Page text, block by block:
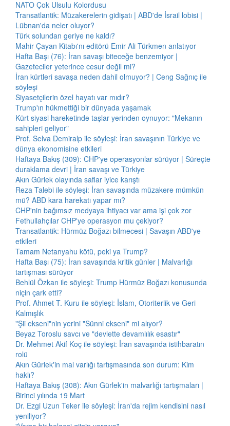
NATO Çok Ulsulu Kolordusu
Transatlantik: Müzakerelerin gidişatı | ABD'de İsrail lobisi |
Lübnan'da neler oluyor?
Türk solundan geriye ne kaldı?
Mahir Çayan Kitabı'nı editörü Emir Ali Türkmen anlatıyor
Hafta Başı (76): İran savaşı biteceğe benzemiyor |
Gazeteciler yeterince cesur değil mi?
İran kürtleri savaşa neden dahil olmuyor? | Ceng Sağnıç ile
söyleşi
Siyasetçilerin özel hayatı var mıdır?
Trump'ın hükmettiği bir dünyada yaşamak
Kürt siyasi hareketinde taşlar yerinden oynuyor: "Mekanın
sahipleri geliyor"
Prof. Selva Demiralp ile söyleşi: İran savaşının Türkiye ve
dünya ekonomisine etkileri
Haftaya Bakış (309): CHP'ye operasyonlar sürüyor | Süreçte
duraklama devri | İran savaşı ve Türkiye
Akın Gürlek olayında saflar iyice karıştı
Reza Talebi ile söyleşi: İran savaşında müzakere mümkün
mü? ABD kara harekatı yapar mı?
CHP'nin bağımsız medyaya ihtiyacı var ama işi çok zor
Fethullahçılar CHP'ye operasyon mu çekiyor?
Transatlantik: Hürmüz Boğazı bilmecesi | Savaşın ABD'ye
etkileri
Tamam Netanyahu kötü, peki ya Trump?
Hafta Başı (75): İran savaşında kritik günler | Malvarlığı
tartışması sürüyor
Behlül Özkan ile söyleşi: Trump Hürmüz Boğazı konusunda
niçin çark etti?
Prof. Ahmet T. Kuru ile söyleşi: İslam, Otoriterlik ve Geri
Kalmışlık
"Şii ekseni"nin yerini "Sünni ekseni" mi alıyor?
Beyaz Toroslu savcı ve "devlette devamlılık esastır"
Dr. Mehmet Akif Koç ile söyleşi: İran savaşında istihbaratın
rolü
Akın Gürlek'in mal varlığı tartışmasında son durum: Kim
haklı?
Haftaya Bakış (308): Akın Gürlek'in malvarlığı tartışmaları |
Birinci yılında 19 Mart
Dr. Ezgi Uzun Teker ile söyleşi: İran'da rejim kendisini nasıl
yeniliyor?